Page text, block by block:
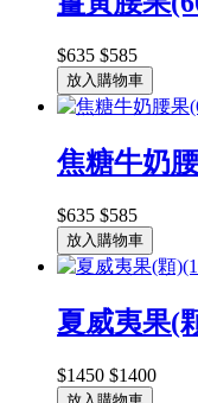
$635 $585
放入購物車
焦糖牛奶
$635 $585
放入購物車
夏威夷果(
$1450 $1400